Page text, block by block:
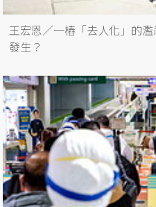
王宏恩／一樁「去人化」的
發生？